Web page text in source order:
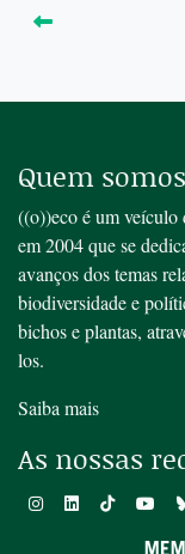
Quem somos
((o))eco é um
em 2004 que se
avanços dos temas
biodiversidade e
bichos e plantas,
los.
Saiba mais
As nossas